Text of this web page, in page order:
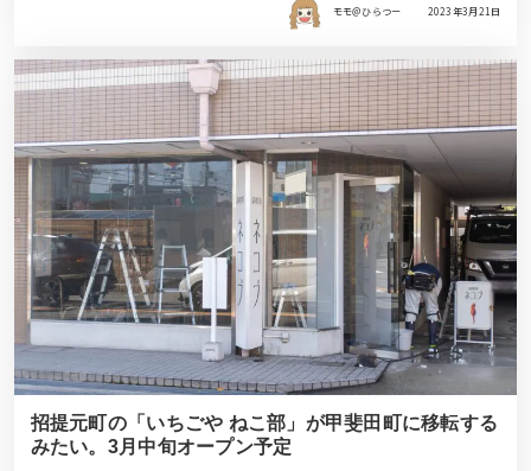
モモ＠ひらつー 2023年3月21日
招提元町の「いちごや ねこ部」が甲斐田町に移転する
みたい。3月中旬オープン予定